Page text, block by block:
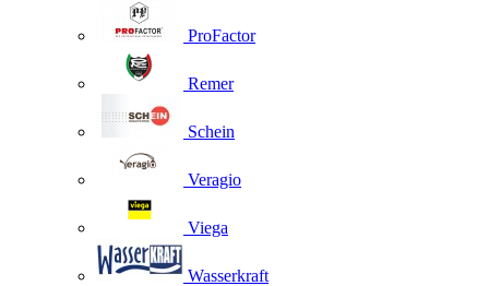
ProFactor
Remer
Schein
Veragio
Viega
Wasserkraft